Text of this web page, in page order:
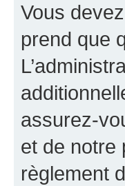
Vous
prend que
assurez-
et de notre
règlement